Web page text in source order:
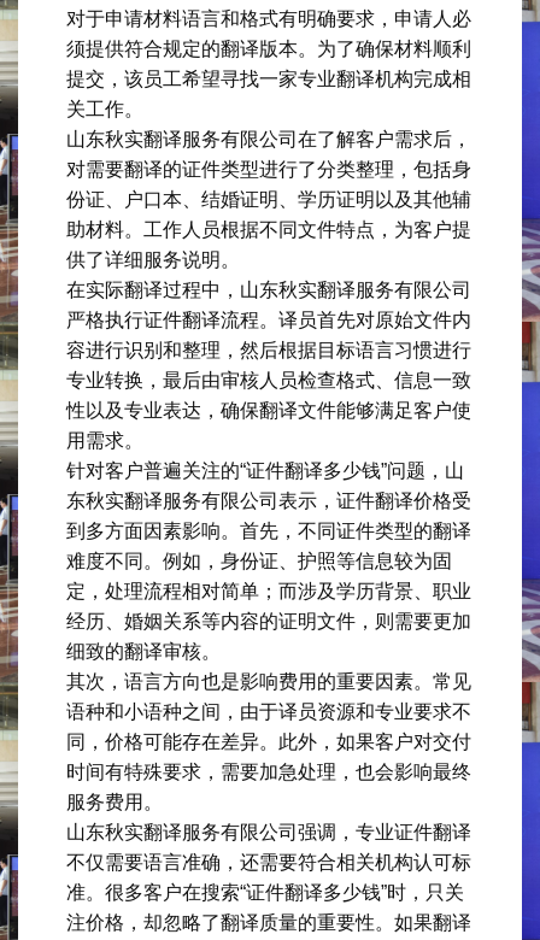
对于申请材料语言和格式有明确要求，申请人必
须提供符合规定的翻译版本。为了确保材料顺利
提交，该员工希望寻找一家专业翻译机构完成相
关工作。
山东秋实翻译服务有限公司在了解客户需求后，
对需要翻译的证件类型进行了分类整理，包括身
份证、户口本、结婚证明、学历证明以及其他辅
助材料。工作人员根据不同文件特点，为客户提
供了详细服务说明。
在实际翻译过程中，山东秋实翻译服务有限公司
严格执行证件翻译流程。译员首先对原始文件内
容进行识别和整理，然后根据目标语言习惯进行
专业转换，最后由审核人员检查格式、信息一致
性以及专业表达，确保翻译文件能够满足客户使
用需求。
针对客户普遍关注的“证件翻译多少钱”问题，山
东秋实翻译服务有限公司表示，证件翻译价格受
到多方面因素影响。首先，不同证件类型的翻译
难度不同。例如，身份证、护照等信息较为固
定，处理流程相对简单；而涉及学历背景、职业
经历、婚姻关系等内容的证明文件，则需要更加
细致的翻译审核。
其次，语言方向也是影响费用的重要因素。常见
语种和小语种之间，由于译员资源和专业要求不
同，价格可能存在差异。此外，如果客户对交付
时间有特殊要求，需要加急处理，也会影响最终
服务费用。
山东秋实翻译服务有限公司强调，专业证件翻译
不仅需要语言准确，还需要符合相关机构认可标
准。很多客户在搜索“证件翻译多少钱”时，只关
注价格，却忽略了翻译质量的重要性。如果翻译